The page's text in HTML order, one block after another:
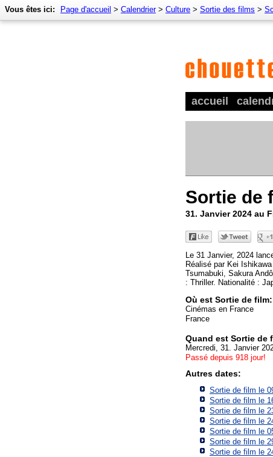
accueil
Vous êtes ici: Page d'accueil > Calendrier> Culture > Sortie des films >
Sortie de
31. Janvier 2024 au
Le 31 Janvier, 2024
Réalisé par Kei
Tsumabuki, Sakura
: Thriller. Nationalité :
Où est Sortie de film:
Cinémas en France
France
Quand est Sortie de
Mercredi, 31. Janvier
Passé depuis 918 jour!
Autres dates:
Sortie de film le
Sortie de film le
Sortie de film le
Sortie de film le
Sortie de film le
Sortie de film le
Sortie de film le